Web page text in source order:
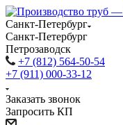
Санкт-Петербург
Санкт-Петербург
Петрозаводск
+7 (812) 564-50-54
+7 (911) 000-33-12
Заказать звонок
Запросить КП